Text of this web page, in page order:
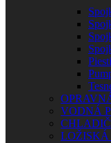
VODNÁ
CHLADIČ
LOŽISKÁ